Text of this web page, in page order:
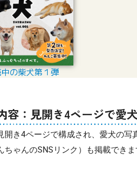
の柴犬第１弾
容：見開き4ページで愛
開き4ページで構成され、愛犬の写
ちゃんのSNSリンク）も掲載でき